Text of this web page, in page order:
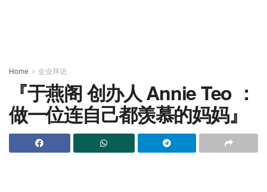
Home 企业拜访
『于燕阁 创办人 Annie Teo ：
做一位连自己都羡慕的妈妈』